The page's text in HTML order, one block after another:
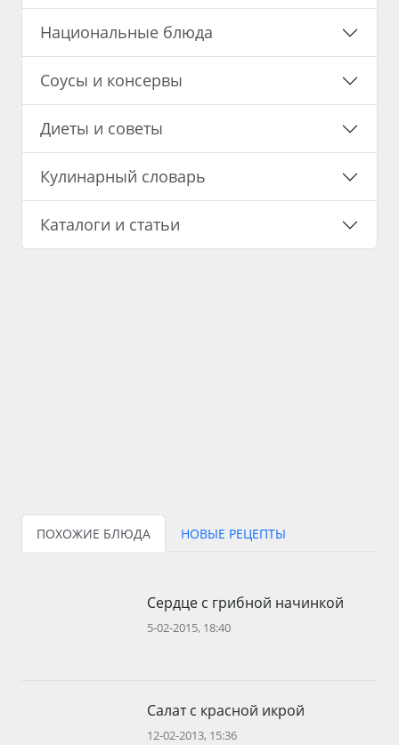
Национальные блюда
Соусы и консервы
Диеты и советы
Кулинарный словарь
Каталоги и статьи
ПОХОЖИЕ БЛЮДА НОВЫЕ РЕЦЕПТЫ
Сердце с грибной начинкой
5-02-2015, 18:40
Салат с красной икрой
12-02-2013, 15:36